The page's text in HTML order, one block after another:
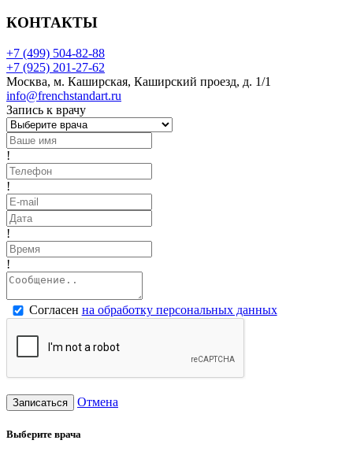
КОНТАКТЫ
+7 (499) 504-82-88
+7 (925) 201-27-62
Москва, м. Каширская, Каширский проезд, д. 1/1
info@frenchstandart.ru
Запись к врачу
!
!
!
!
Согласен на обработку персональных данных
Записаться Отмена
Выберите врача